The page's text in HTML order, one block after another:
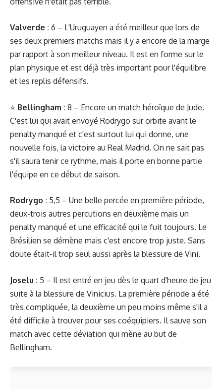
Valverde : 6 – L'Uruguayen a été meilleur que lors de
ses deux premiers matchs mais il y a encore de la marge
par rapport à son meilleur niveau. Il est en forme sur le
plan physique et est déjà très important pour l'équilibre
et les replis défensifs.
⭐️ Bellingham : 8 – Encore un match héroïque de Jude.
C'est lui qui avait envoyé Rodrygo sur orbite avant le
penalty manqué et c'est surtout lui qui donne, une
nouvelle fois, la victoire au Real Madrid. On ne sait pas
s'il saura tenir ce rythme, mais il porte en bonne partie
l'équipe en ce début de saison.
Rodrygo : 5,5 – Une belle percée en première période,
deux-trois autres percutions en deuxième mais un
penalty manqué et une efficacité qui le fuit toujours. Le
Brésilien se démène mais c'est encore trop juste. Sans
doute était-il trop seul aussi après la blessure de Vini.
Joselu : 5 – Il est entré en jeu dès le quart d'heure de jeu
suite à la blessure de Vinicius. La première période a été
très compliquée, la deuxième un peu moins même s'il a
été difficile à trouver pour ses coéquipiers. Il sauve son
match avec cette déviation qui mène au but de
Bellingham.